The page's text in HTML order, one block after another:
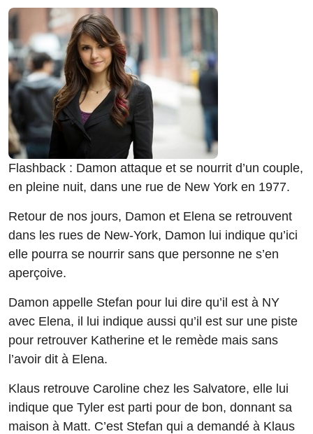
Flashback : Damon attaque et se nourrit d’un couple,
en pleine nuit, dans une rue de New York en 1977.
Retour de nos jours, Damon et Elena se retrouvent
dans les rues de New-York, Damon lui indique qu’ici
elle pourra se nourrir sans que personne ne s’en
aperçoive.
Damon appelle Stefan pour lui dire qu’il est à NY
avec Elena, il lui indique aussi qu’il est sur une piste
pour retrouver Katherine et le remède mais sans
l’avoir dit à Elena.
Klaus retrouve Caroline chez les Salvatore, elle lui
indique que Tyler est parti pour de bon, donnant sa
maison à Matt. C’est Stefan qui a demandé à Klaus